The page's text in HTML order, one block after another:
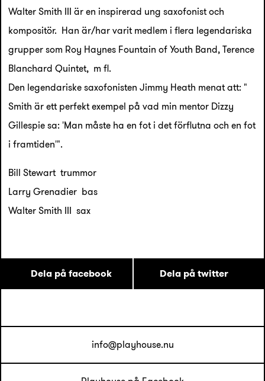
Walter Smith III är en inspirerad ung saxofonist och
kompositör. Han är/har varit medlem i flera legendariska
grupper som Roy Haynes Fountain of Youth Band, Terence
Blanchard Quintet, m fl.
Den legendariske saxofonisten Jimmy Heath menat att: "
Smith är ett perfekt exempel på vad min mentor Dizzy
Gillespie sa: 'Man måste ha en fot i det förflutna och en fot
i framtiden'".
Bill Stewart trummor
Larry Grenadier bas
Walter Smith III sax
Dela på facebook Dela på twitter
info@playhouse.nu